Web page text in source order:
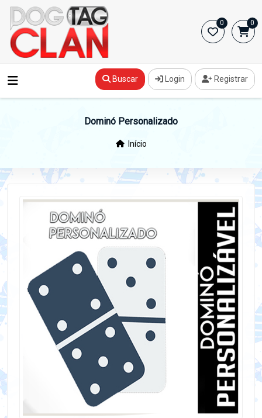
0 0
Buscar Login Registrar
Dominó Personalizado
Início